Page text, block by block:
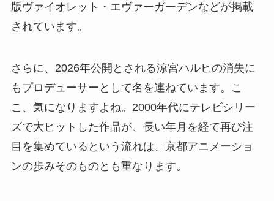
版ヴァイオレット・エヴァーガーデンなどが掲載
されています。
さらに、2026年公開とされる涼宮ハルヒの消失に
もプロデューサーとして名を連ねています。こ
こ、気になりますよね。2000年代にテレビシリー
ズで大ヒットした作品が、長い年月を経て再び注
目を集めているという流れは、京都アニメーショ
ンの歩みそのものとも重なります。